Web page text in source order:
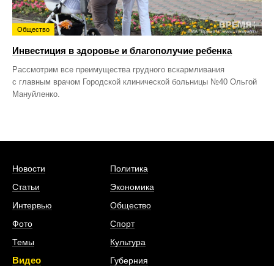
Общество
Инвестиция в здоровье и благополучие ребенка
Рассмотрим все преимущества грудного вскармливания
с главным врачом Городской клинической больницы №40 Ольгой
Мануйленко.
Новости
Статьи
Интервью
Фото
Темы
Видео
Политика
Экономика
Общество
Спорт
Культура
Губерния